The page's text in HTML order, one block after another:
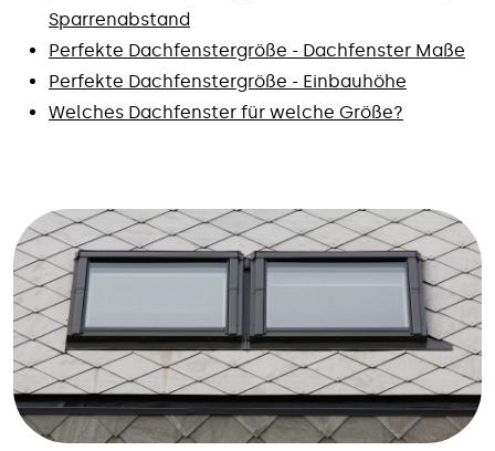
Sparrenabstand
Perfekte Dachfenstergröße - Dachfenster Maße
Perfekte Dachfenstergröße - Einbauhöhe
Welches Dachfenster für welche Größe?